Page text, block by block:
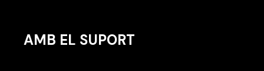
AMB EL SUPORT